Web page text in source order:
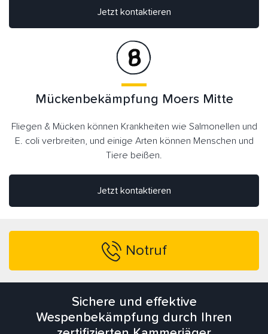
Jetzt kontaktieren
Jetzt kontaktieren
Mückenbekämpfung Moers Mitte
Fliegen & Mücken können Krankheiten wie Salmonellen und
E. coli verbreiten, und einige Arten können Menschen und
Tiere beißen.
Notruf
Sichere und effektive
Wespenbekämpfung durch Ihren